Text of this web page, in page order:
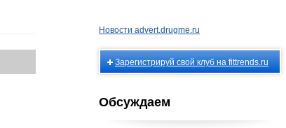
Новости advert.drugme.ru
Зарегистрируй свой клуб на fittrends.ru
Обсуждаем